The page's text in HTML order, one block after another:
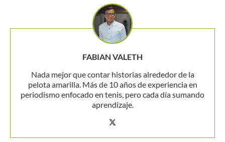
FABIAN VALETH
Nada mejor que contar historias alrededor de la
pelota amarilla. Más de 10 años de experiencia en
periodismo enfocado en tenis, pero cada día sumando
aprendizaje.